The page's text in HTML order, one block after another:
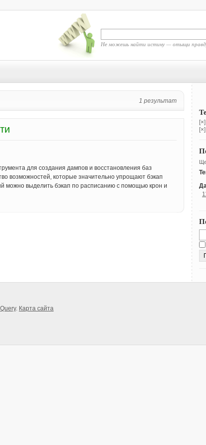
Не можешь найти истину — отыщи
1 результат
для создания дампов и восстановления баз
возможностей, которые значительно упрощают бэкап
можно выделить бэкап по расписанию с помощью крон и
[×]
[×]
. Карта сайта